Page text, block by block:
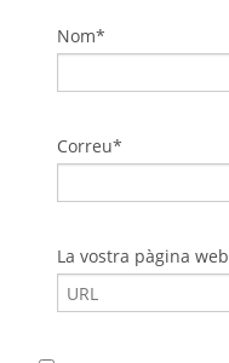
Nom*
Correu*
La vostra pàgina web